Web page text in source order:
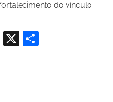
do vínculo
Twitter
X